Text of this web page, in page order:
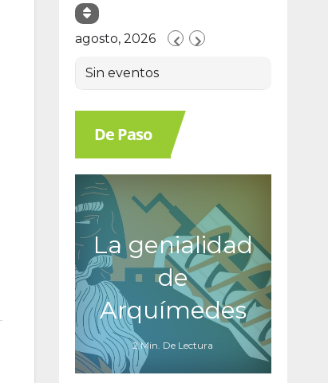
agosto, 2026
Sin eventos
De Paso
La genialidad
de
Arquímedes
2 Min. De Lectura